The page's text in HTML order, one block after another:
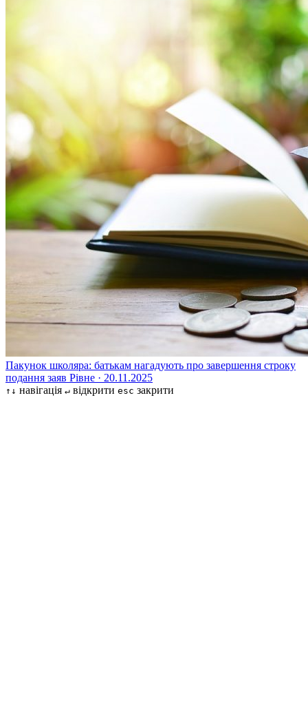
Пакунок школяра: батькам нагадують про завершення строку
подання заяв Рівне · 20.11.2025
↑↓ навігація ↵ відкрити esc закрити